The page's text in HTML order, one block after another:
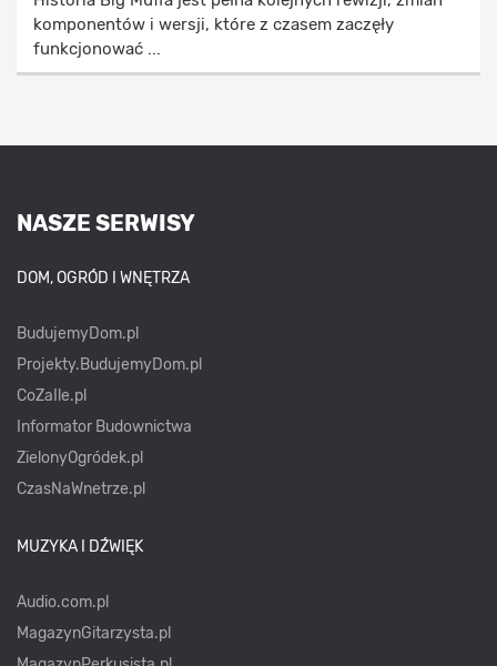
komponentów i wersji, które z czasem zaczęły
funkcjonować ...
NASZE SERWISY
DOM, OGRÓD I WNĘTRZA
BudujemyDom.pl
Projekty.BudujemyDom.pl
CoZaIle.pl
Informator Budownictwa
ZielonyOgródek.pl
CzasNaWnetrze.pl
MUZYKA I DŹWIĘK
Audio.com.pl
MagazynGitarzysta.pl